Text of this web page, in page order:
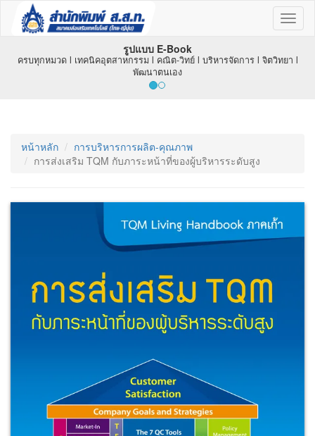
รูปแบบ E-Book
ครบทุกหมวด l เทคนิคอุตสาหกรรม l คณิต-วิทย์ l บริหารจัดการ l จิตวิทยา l
พัฒนาตนเอง
หน้าหลัก
การบริหารการผลิต-คุณภาพ
การส่งเสริม TQM กับภาระหน้าที่ของผู้บริหารระดับสูง